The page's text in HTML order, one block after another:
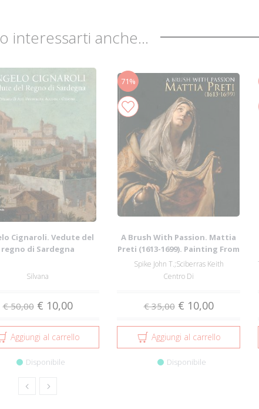
interessarti anche...
Cignaroli. Vedute del
regno di Sardegna
Silvana
€ 50,00 € 10,00
Aggiungi al carrello
Disponibile
71%
A Brush With Passion. Mattia
Preti (1613-1699). Painting From
Nor...
Spike John T.;Sciberras Keith
Centro Di
€ 35,00 € 10,00
Aggiungi al carrello
Disponibile